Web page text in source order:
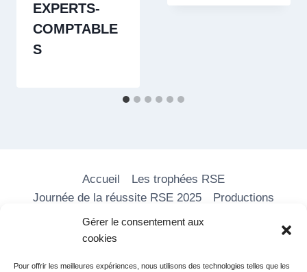
Gérer le consentement aux
cookies
Pour offrir les meilleures expériences, nous utilisons des technologies telles que les
EXPERTS-
COMPTABLE
S
Accueil
Les trophées RSE
Journée de la réussite RSE 2025
Productions
Les formations
Nos vidéos
Adhérer